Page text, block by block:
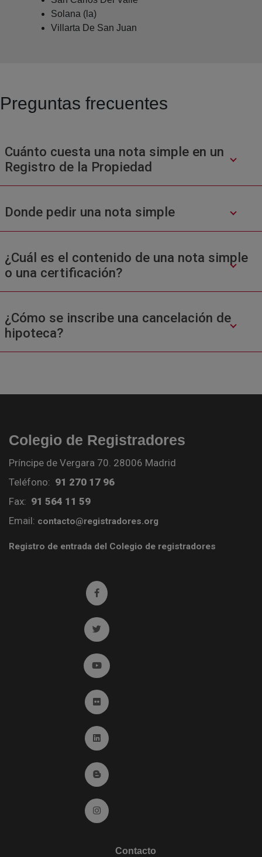
Solana (la)
Villarta De San Juan
Preguntas frecuentes
Cuánto cuesta una nota simple en un
Registro de la Propiedad
Donde pedir una nota simple
¿Cuál es el contenido de una nota simple
o una certificación?
¿Cómo se inscribe una cancelación de
hipoteca?
Colegio de Registradores
Príncipe de Vergara 70. 28006 Madrid
Teléfono: 91 270 17 96
Fax: 91 564 11 59
Email: contacto@registradores.org
Registro de entrada del Colegio de registradores
Ir a facebook (abre en ventana nueva)
Ir a twitter (abre en ventana nueva)
Ir a YouTube (abre en ventana nueva)
Ir a Flickr (abre en ventana nueva)
Ir a Linkedin (abre en ventana nueva)
Ir al Blog (abre en ventana nueva)
Ir a Instagram (abre en ventana nueva)
Contacto